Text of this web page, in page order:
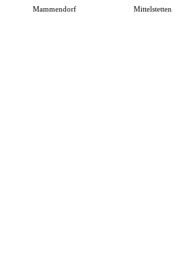
Mammendorf Mittelstetten